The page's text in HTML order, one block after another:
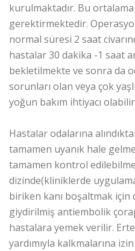
kurulmaktadır. Bu
gerektirmektedir.
normal süresi 2 saat
hastalar 30 dakika -1 saat
bekletilmekte ve sonra da
sorunları olan veya çok
yoğun bakım ihtiyacı
Hastalar odalarına
tamamen uyanık hale
tamamen kontrol
dizinde(kliniklerde
biriken kanı boşaltmak için
giydirilmiş antiembolik
hastalara yemek verilir.
yardımıyla kalkmalarına